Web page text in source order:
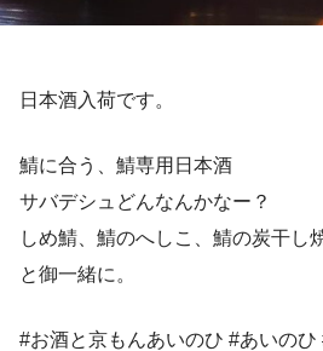
日本酒入荷です。
鯖に合う、鯖専用日本酒
サバデシュどんなんかなー？
しめ鯖、鯖のへしこ、鯖の炭干し焼
と御一緒に。
#お酒と京もんあいのひ #あいの